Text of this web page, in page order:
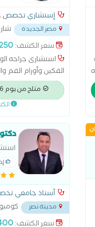
إستشاري تخصص
مصر الجديدة
اول ناصيه يمين بعد
البنزينه اللى قبل سوق
سعر الكشف:
استشارى جراحه
الفكين وأورام الفم
لجراحات الوجه
جراحه الوجهمتاح من يوم 2026-08-11
أستاذ جامعي
مدينة نصر
السويس، مدينة نصر... سعر الكشف: